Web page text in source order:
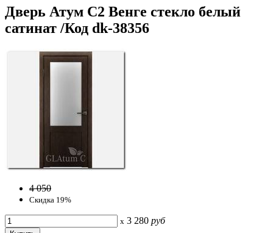
Дверь Атум С2 Венге стекло белый
сатинат /Код dk-38356
4 050
Скидка 19%
x 3 280 руб